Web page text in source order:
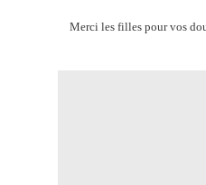
Merci les filles pour vos